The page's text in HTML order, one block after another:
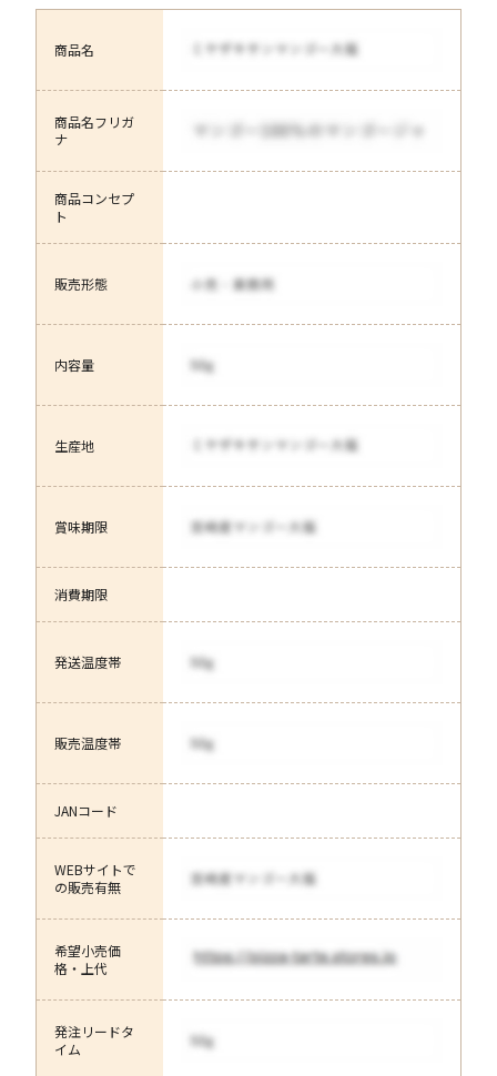
商品名
商品名フリガ
ナ
商品コンセプ
ト
販売形態
内容量
生産地
賞味期限
消費期限
発送温度帯
販売温度帯
JANコード
WEBサイトで
の販売有無
希望小売価
格・上代
発注リードタ
イム